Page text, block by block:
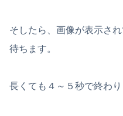
そしたら、画像が表示さ
待ちます。
長くても４～５秒で終わり